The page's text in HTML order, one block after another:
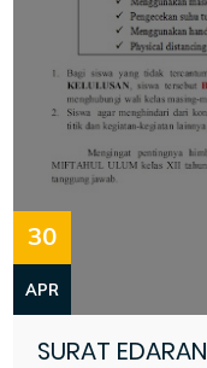
30
APR
SURAT